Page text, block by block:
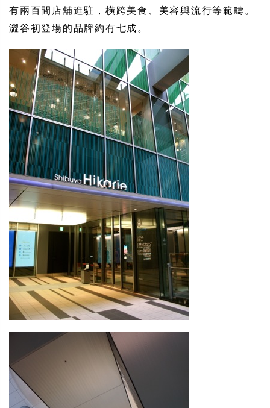
有兩百間店舖進駐，橫跨美食、美容與流行等範疇。
澀谷初登場的品牌約有七成。